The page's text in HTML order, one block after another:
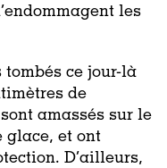
les
ce jour-là
de
amassés sur le
glace, et ont
D’ailleurs,